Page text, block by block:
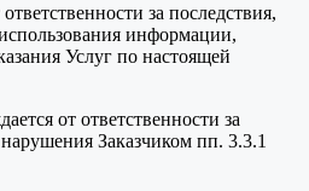
за последствия,
информации,
Услуг по настоящей
от ответственности за
Заказчиком пп. 3.3.1